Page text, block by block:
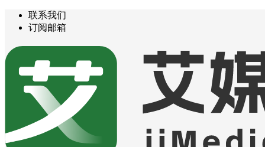
联系我们
订阅邮箱